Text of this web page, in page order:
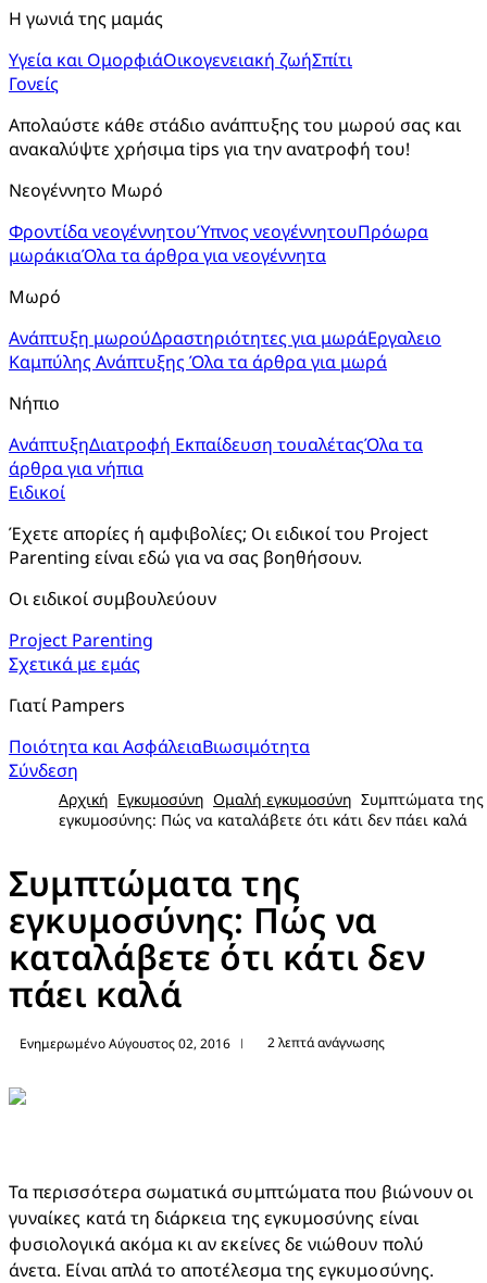
Η γωνιά της μαμάς
Υγεία και ΟμορφιάΟικογενειακή ζωήΣπίτι
Γονείς
Απολαύστε κάθε στάδιο ανάπτυξης του μωρού σας και
ανακαλύψτε χρήσιμα tips για την ανατροφή του!
Νεογέννητο Μωρό
Φροντίδα νεογέννητουΎπνος νεογέννητουΠρόωρα
μωράκιαΌλα τα άρθρα για νεογέννητα
Μωρό
Ανάπτυξη μωρούΔραστηριότητες για μωράΕργαλειο
Καμπύλης Ανάπτυξης Όλα τα άρθρα για μωρά
Νήπιο
ΑνάπτυξηΔιατροφή Εκπαίδευση τουαλέταςΌλα τα
άρθρα για νήπια
Ειδικοί
Έχετε απορίες ή αμφιβολίες; Οι ειδικοί του Project
Parenting είναι εδώ για να σας βοηθήσουν.
Οι ειδικοί συμβουλεύουν
Project Parenting
Σχετικά με εμάς
Γιατί Pampers
Ποιότητα και ΑσφάλειαΒιωσιμότητα
Σύνδεση
Αρχική Εγκυμοσύνη Ομαλή εγκυμοσύνη Συμπτώματα της
εγκυμοσύνης: Πώς να καταλάβετε ότι κάτι δεν πάει καλά
Συμπτώματα της
εγκυμοσύνης: Πώς να
καταλάβετε ότι κάτι δεν
πάει καλά
Ενημερωμένο Αύγουστος 02, 2016 | 2 λεπτά ανάγνωσης
Τα περισσότερα σωματικά συμπτώματα που βιώνουν οι
γυναίκες κατά τη διάρκεια της εγκυμοσύνης είναι
φυσιολογικά ακόμα κι αν εκείνες δε νιώθουν πολύ
άνετα. Είναι απλά το αποτέλεσμα της εγκυμοσύνης.